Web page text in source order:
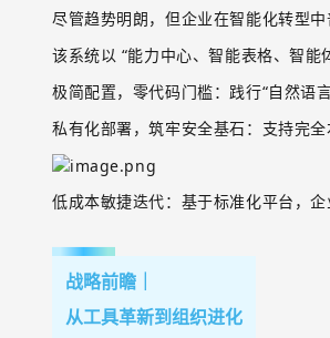
尽管趋势明朗，但企业在智能化转型
该系统以 “能力中心、智能表格、智能
极简配置，零代码门槛：践行“自然语
私有化部署，筑牢安全基石：支持完
低成本敏捷迭代：基于标准化平台，
战略前瞻
从工具革新到组织进化